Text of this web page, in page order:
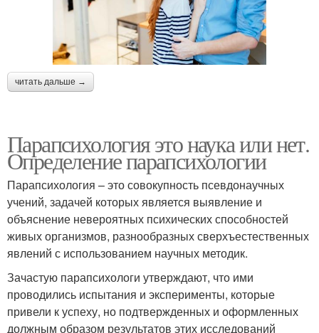
читать дальше →
Парапсихология это наука или нет.
Определение парапсихологии
Парапсихология – это совокупность псевдонаучных
учений, задачей которых является выявление и
объяснение невероятных психических способностей
живых организмов, разнообразных сверхъестественных
явлений с использованием научных методик.
Зачастую парапсихологи утверждают, что ими
проводились испытания и эксперименты, которые
привели к успеху, но подтвержденных и оформленных
должным образом результатов этих исследований